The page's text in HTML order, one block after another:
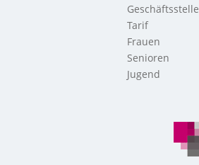
Geschäftsstelle
Tarif
Frauen
Senioren
Jugend